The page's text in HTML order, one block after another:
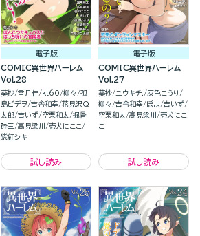
電子版
COMIC異世界ハーレム
Vol.28
葵抄 雪月佳 kt60 柳々 孤
島ビデヲ 吉舎和幸 花見沢Q
太郎 吉いず 空栗和太 掘骨
砕三 高見梁川
壱犬にここ
紫紅シキ
試し読み
電子版
COMIC異世界ハーレム
Vol.27
葵抄 ユウキチ. 灰色こうり
柳々 吉舎和幸 ぽよ 吉いず
空栗和太 高見梁川
壱犬にこ
こ
試し読み